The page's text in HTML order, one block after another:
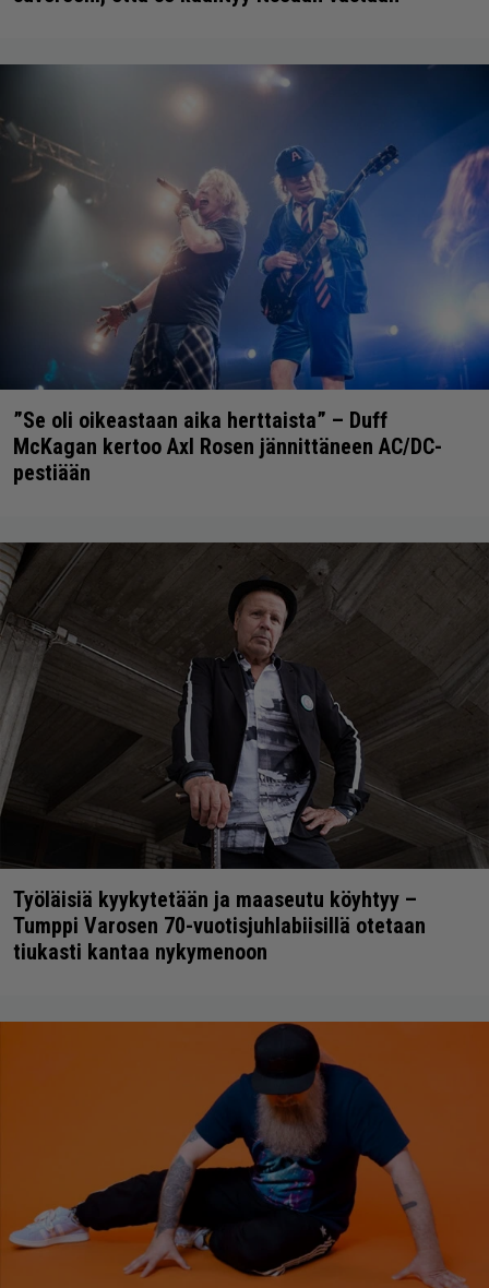
”Se oli oikeastaan aika herttaista” – Duff
McKagan kertoo Axl Rosen jännittäneen AC/DC-
pestiään
Työläisiä kyykytetään ja maaseutu köyhtyy –
Tumppi Varosen 70-vuotisjuhlabiisillä otetaan
tiukasti kantaa nykymenoon